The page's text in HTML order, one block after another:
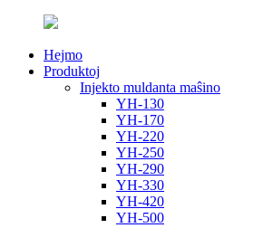
Hejmo
Produktoj
Injekto muldanta maŝino
YH-130
YH-170
YH-220
YH-250
YH-290
YH-330
YH-420
YH-500